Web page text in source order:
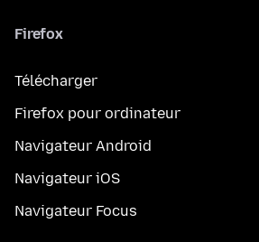
Firefox
Télécharger
Firefox pour ordinateur
Navigateur Android
Navigateur iOS
Navigateur Focus